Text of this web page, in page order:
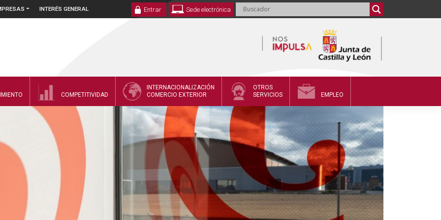
INTERÉS GENERAL Entrar Sede electrónica
COMPETITIVIDAD
INTERNACIONALIZACIÓN
COMERCIO EXTERIOR
OTROS
SERVICIOS
EMPLEO